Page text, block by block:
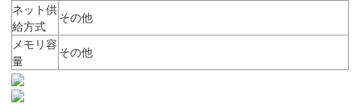
ネット供
給方式
その他
メモリ容
量
その他